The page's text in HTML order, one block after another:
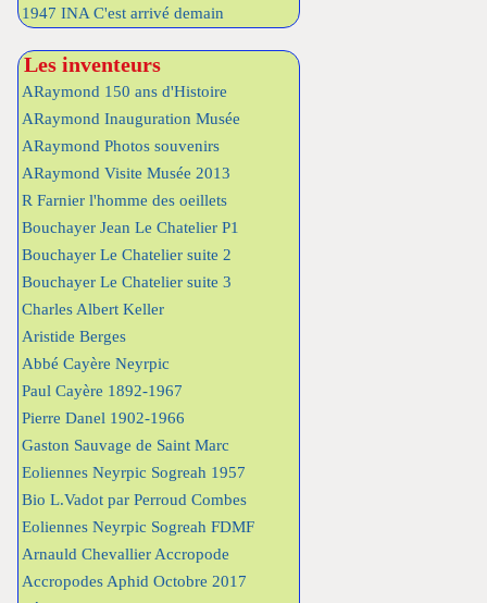
1947 INA C'est arrivé demain
Les inventeurs
ARaymond 150 ans d'Histoire
ARaymond Inauguration Musée
ARaymond Photos souvenirs
ARaymond Visite Musée 2013
R Farnier l'homme des oeillets
Bouchayer Jean Le Chatelier P1
Bouchayer Le Chatelier suite 2
Bouchayer Le Chatelier suite 3
Charles Albert Keller
Aristide Berges
Abbé Cayère Neyrpic
Paul Cayère 1892-1967
Pierre Danel 1902-1966
Gaston Sauvage de Saint Marc
Eoliennes Neyrpic Sogreah 1957
Bio L.Vadot par Perroud Combes
Eoliennes Neyrpic Sogreah FDMF
Arnauld Chevallier Accropode
Accropodes Aphid Octobre 2017